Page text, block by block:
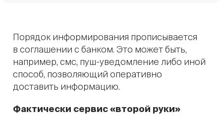
Порядок информирования прописывается
в соглашении с банком. Это может быть,
например, смс, пуш-уведомление либо иной
способ, позволяющий оперативно
доставить информацию.
Фактически сервис «второй руки»